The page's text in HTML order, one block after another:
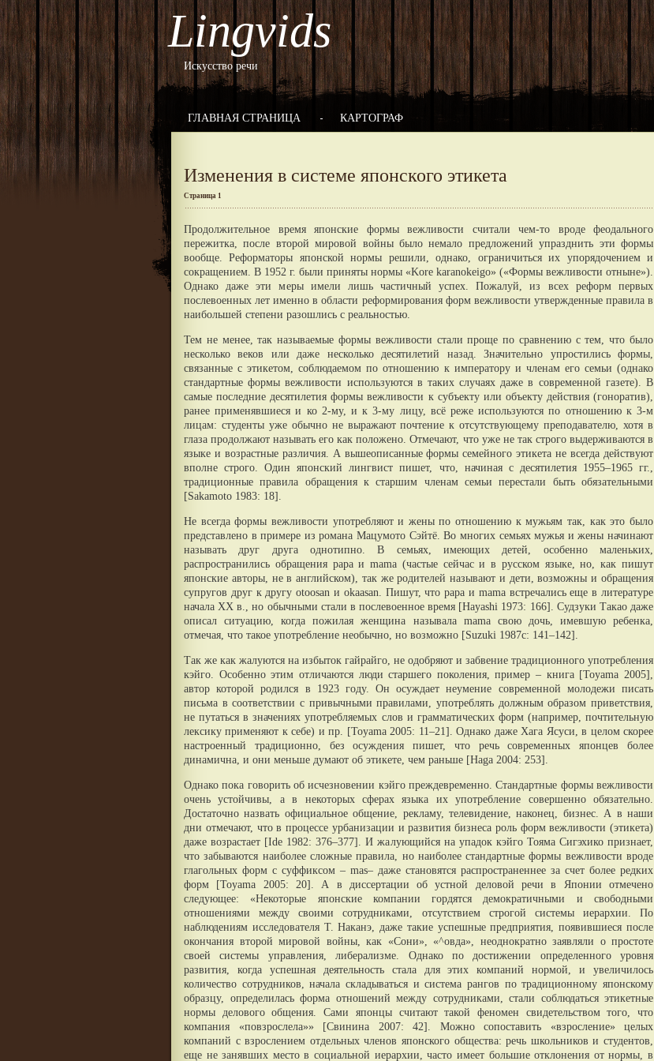
Lingvids
Искусство речи
ГЛАВНАЯ СТРАНИЦА КАРТОГРАФ
Изменения в системе японского этикета
Страница 1
Продолжительное время японские формы вежливости считали чем-то вроде феодального
пережитка, после второй мировой войны было немало предложений упразднить эти формы
вообще. Реформаторы японской нормы решили, однако, ограничиться их упорядочением и
сокращением. В 1952 г. были приняты нормы «Kore karanokeigo» («Формы вежливости отныне»).
Однако даже эти меры имели лишь частичный успех. Пожалуй, из всех реформ первых
послевоенных лет именно в области реформирования форм вежливости утвержденные правила в
наибольшей степени разошлись с реальностью.
Тем не менее, так называемые формы вежливости стали проще по сравнению с тем, что было
несколько веков или даже несколько десятилетий назад. Значительно упростились формы,
связанные с этикетом, соблюдаемом по отношению к императору и членам его семьи (однако
стандартные формы вежливости используются в таких случаях даже в современной газете). В
самые последние десятилетия формы вежливости к субъекту или объекту действия (гоноратив),
ранее применявшиеся и ко 2-му, и к 3-му лицу, всё реже используются по отношению к 3-м
лицам: студенты уже обычно не выражают почтение к отсутствующему преподавателю, хотя в
глаза продолжают называть его как положено. Отмечают, что уже не так строго выдерживаются в
языке и возрастные различия. А вышеописанные формы семейного этикета не всегда действуют
вполне строго. Один японский лингвист пишет, что, начиная с десятилетия 1955–1965 гг.,
традиционные правила обращения к старшим членам семьи перестали быть обязательными
[Sakamoto 1983: 18].
Не всегда формы вежливости употребляют и жены по отношению к мужьям так, как это было
представлено в примере из романа Мацумото Сэйтё. Во многих семьях мужья и жены начинают
называть друг друга однотипно. В семьях, имеющих детей, особенно маленьких,
распространились обращения papa и mama (частые сейчас и в русском языке, но, как пишут
японские авторы, не в английском), так же родителей называют и дети, возможны и обращения
супругов друг к другу otoosan и okaasan. Пишут, что papa и mama встречались еще в литературе
начала XX в., но обычными стали в послевоенное время [Hayashi 1973: 166]. Судзуки Такао даже
описал ситуацию, когда пожилая женщина называла mama свою дочь, имевшую ребенка,
отмечая, что такое употребление необычно, но возможно [Suzuki 1987c: 141–142].
Так же как жалуются на избыток гайрайго, не одобряют и забвение традиционного употребления
кэйго. Особенно этим отличаются люди старшего поколения, пример – книга [Toyama 2005],
автор которой родился в 1923 году. Он осуждает неумение современной молодежи писать
письма в соответствии с привычными правилами, употреблять должным образом приветствия,
не путаться в значениях употребляемых слов и грамматических форм (например, почтительную
лексику применяют к себе) и пр. [Toyama 2005: 11–21]. Однако даже Xага Ясуси, в целом скорее
настроенный традиционно, без осуждения пишет, что речь современных японцев более
динамична, и они меньше думают об этикете, чем раньше [Haga 2004: 253].
Однако пока говорить об исчезновении кэйго преждевременно. Стандартные формы вежливости
очень устойчивы, а в некоторых сферах языка их употребление совершенно обязательно.
Достаточно назвать официальное общение, рекламу, телевидение, наконец, бизнес. А в наши
дни отмечают, что в процессе урбанизации и развития бизнеса роль форм вежливости (этикета)
даже возрастает [Ide 1982: 376–377]. И жалующийся на упадок кэйго Тояма Сигэхико признает,
что забываются наиболее сложные правила, но наиболее стандартные формы вежливости вроде
глагольных форм с суффиксом – mas– даже становятся распространеннее за счет более редких
форм [Toyama 2005: 20]. А в диссертации об устной деловой речи в Японии отмечено
следующее: «Некоторые японские компании гордятся демократичными и свободными
отношениями между своими сотрудниками, отсутствием строгой системы иерархии. По
наблюдениям исследователя Т. Наканэ, даже такие успешные предприятия, появившиеся после
окончания второй мировой войны, как «Сони», «^овда», неоднократно заявляли о простоте
своей системы управления, либерализме. Однако по достижении определенного уровня
развития, когда успешная деятельность стала для этих компаний нормой, и увеличилось
количество сотрудников, начала складываться и система рангов по традиционному японскому
образцу, определилась форма отношений между сотрудниками, стали соблюдаться этикетные
нормы делового общения. Сами японцы считают такой феномен свидетельством того, что
компания «повзрослела»» [Свинина 2007: 42]. Можно сопоставить «взросление» целых
компаний с взрослением отдельных членов японского общества: речь школьников и студентов,
еще не занявших место в социальной иерархии, часто имеет большие отклонения от нормы, в